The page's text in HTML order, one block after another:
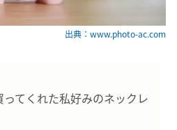
出典：www.photo-ac.com
ってくれた私好みのネックレ